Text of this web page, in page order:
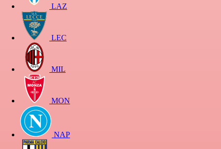
LAZ
LEC
MIL
MON
NAP